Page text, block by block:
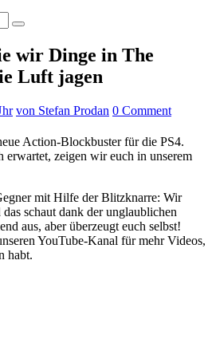
wir Dinge in The
Luft jagen
von Stefan Prodan 0 Comment
Action-Blockbuster für die PS4.
zeigen wir euch in unserem
mit Hilfe der Blitzknarre: Wir
schaut dank der unglaublichen
aus, aber überzeugt euch selbst!
YouTube-Kanal für mehr Videos,
habt.